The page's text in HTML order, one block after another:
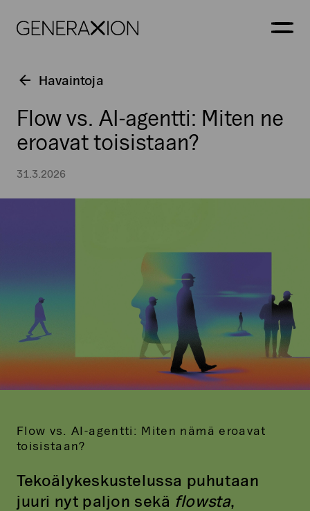
Generaxion
Havaintoja
Flow vs. AI-agentti: Miten ne
eroavat toisistaan?
31.3.2026
Flow vs. AI-agentti: Miten nämä eroavat
toisistaan?
Tekoälykeskustelussa puhutaan
juuri nyt paljon sekä flowsta,